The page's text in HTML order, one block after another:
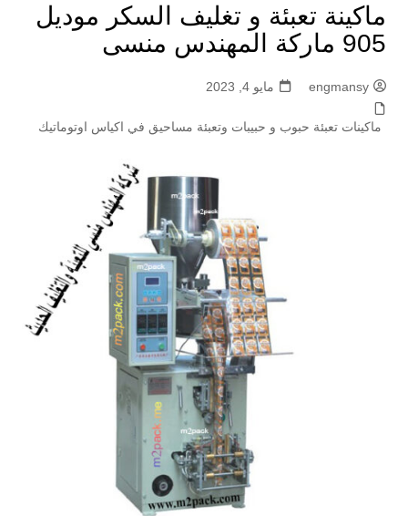
ماكينة تعبئة و تغليف السكر موديل
905 ماركة المهندس منسى
engmansy مايو 4, 2023
ماكينات تعبئة حبوب و حبيبات وتعبئة مساحيق في اكياس اوتوماتيك